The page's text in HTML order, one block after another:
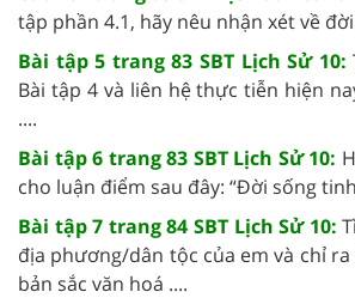
tập phần 4.1, hãy nêu nhận xét về
Bài tập 5 trang 83 SBT Lịch Sử 10:
Bài tập 4 và liên hệ thực tiễn hiện
....
Bài tập 6 trang 83 SBT Lịch Sử 10:
cho luận điểm sau đây: “Đời sống
Bài tập 7 trang 84 SBT Lịch Sử 10:
địa phương/dân tộc của em và chỉ
bản sắc văn hoá ....